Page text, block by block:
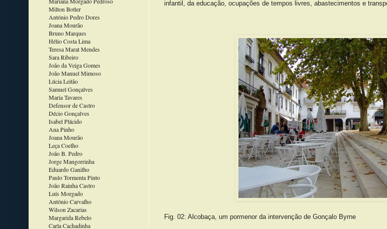
infantil, da educação, ocupações de tempos livres, abastecimentos e
Fig. 02: Alcobaça, um pormenor da intervenção de Gonçalo Byrne
Milton Botler
António Pedro Dores
Joana Mourão
Bruno Marques
Hélio Costa Lima
Teresa Marat Mendes
Sara Ribeiro
João da Veiga Gomes
João Manuel Mimoso
Lúcia Leitão
Samuel Gonçalves
Maria Tavares
Defensor de Castro
Décio Gonçalves
Isabel Plácido
Ana Pinho
Joana Mourão
Leça Coelho
João B. Pedro
Jorge Mangorrinha
Eduardo Ganilho
Paulo Tormenta Pinto
João Rainha Castro
Luís Morgado
António Carvalho
Wilson Zacarias
Margarida Rebelo
Carla Cachadinha